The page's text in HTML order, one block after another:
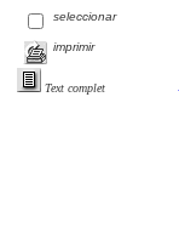
seleccionar
imprimir
Text complet